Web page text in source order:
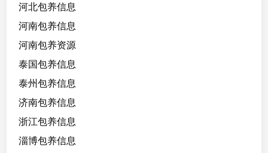
河北包养信息
河南包养信息
河南包养资源
泰国包养信息
泰州包养信息
济南包养信息
浙江包养信息
淄博包养信息